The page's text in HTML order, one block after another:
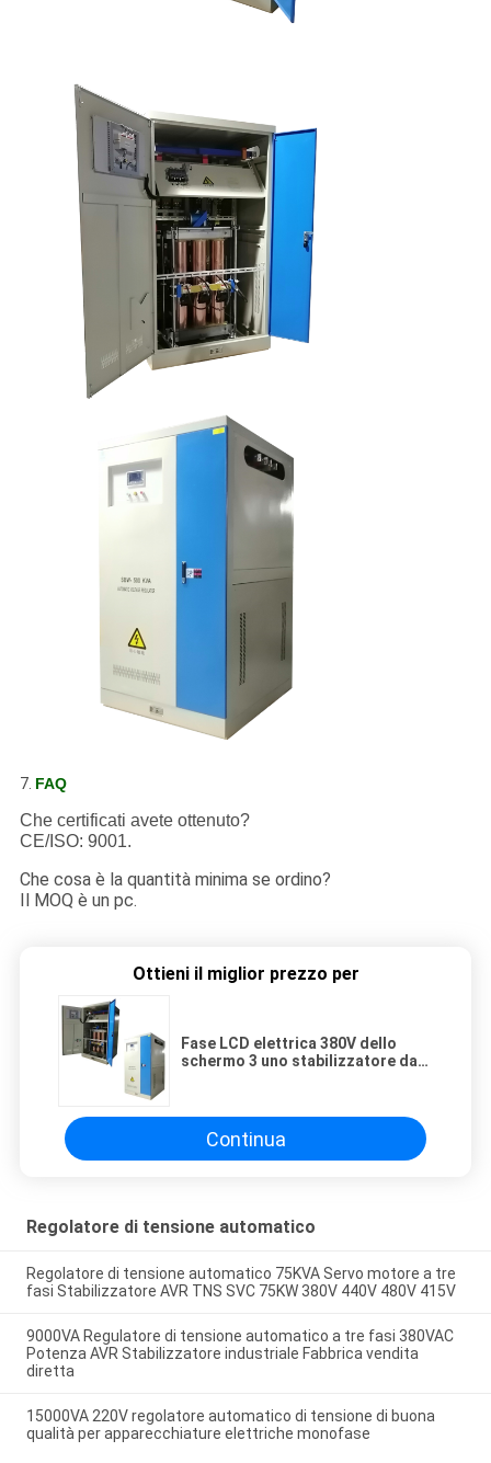
7. FAQ
Che certificati avete ottenuto?
CE/ISO: 9001.
Che cosa è la quantità minima se ordino?
Il MOQ è un pc.
Ottieni il miglior prezzo per
Fase LCD elettrica 380V dello
schermo 3 uno stabilizzatore da
Continua
Regolatore di tensione automatico
Regolatore di tensione automatico 75KVA Servo motore a tre
fasi Stabilizzatore AVR TNS SVC 75KW 380V 440V 480V 415V
9000VA Regulatore di tensione automatico a tre fasi 380VAC
Potenza AVR Stabilizzatore industriale Fabbrica vendita
diretta
15000VA 220V regolatore automatico di tensione di buona
qualità per apparecchiature elettriche monofase